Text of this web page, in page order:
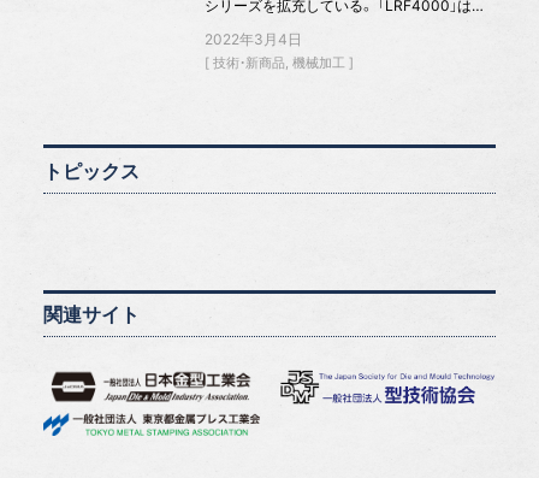
シリーズを拡充している。 「LRF4000」は…
2022年3月4日
技術・新商品 機械加工
トピックス
関連サイト